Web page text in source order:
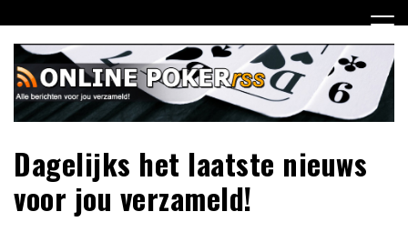
naar
inhoud
Dagelijks het laatste nieuws
voor jou verzameld!